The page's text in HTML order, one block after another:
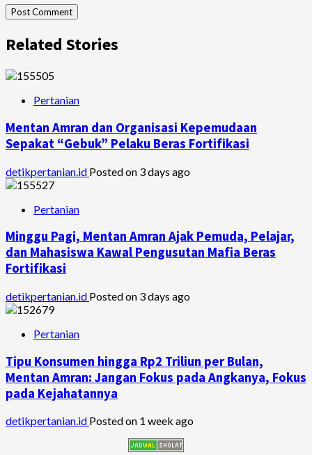
Related Stories
Pertanian
Mentan Amran dan Organisasi Kepemudaan
Sepakat “Gebuk” Pelaku Beras Fortifikasi
detikpertanian.id Posted on 3 days ago
Pertanian
Minggu Pagi, Mentan Amran Ajak Pemuda, Pelajar,
dan Mahasiswa Kawal Pengusutan Mafia Beras
Fortifikasi
detikpertanian.id Posted on 3 days ago
Pertanian
Tipu Konsumen hingga Rp2 Triliun per Bulan,
Mentan Amran: Jangan Fokus pada Angkanya, Fokus
pada Kejahatannya
detikpertanian.id Posted on 1 week ago